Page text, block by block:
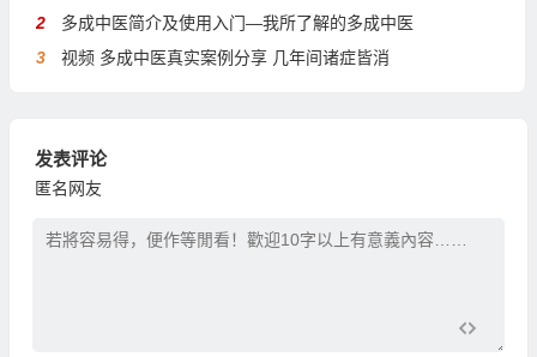
2
多成中医简介及使用入门—我所了解的多成中医
3
视频 多成中医真实案例分享 几年间诸症皆消
发表评论
匿名网友